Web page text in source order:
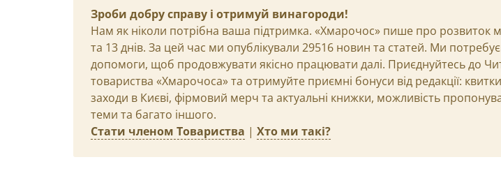
Зроби добру справу і отримуй винагороди!
Нам як ніколи потрібна ваша підтримка. «Хмарочос» пише про розвиток
та 13 днів. За цей час ми опублікували 29516 новин та статей. Ми
допомоги, щоб продовжувати якісно працювати далі. Приєднуйтесь до
товариства «Хмарочоса» та отримуйте приємні бонуси від редакції:
заходи в Києві, фірмовий мерч та актуальні книжки, можливість
теми та багато іншого.
Стати членом Товариства | Хто ми такі?